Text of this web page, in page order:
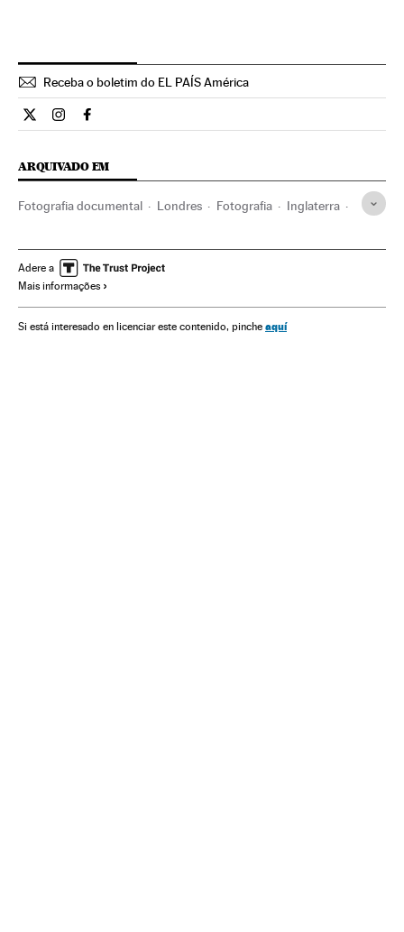
Receba o boletim do EL PAÍS América
Ciencia El País Brasil en Twitter
Ciencia El País Brasil en Instagram
Ciencia El País Brasil en Facebook
ARQUIVADO EM
Fotografia documental Londres Fotografia Inglaterra
Europa Ocidental Europa
Adere a
Mais informações
Si está interesado en licenciar este contenido, pinche aquí